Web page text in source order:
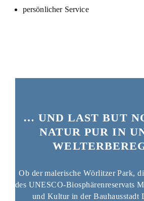
persönlicher Service
… UND LAST BUT
NATUR PUR IN
Ob der malerische Wörlitzer Park,
des UNESCO-Biosphärenreservats
und Kultur in der Bauhausstadt